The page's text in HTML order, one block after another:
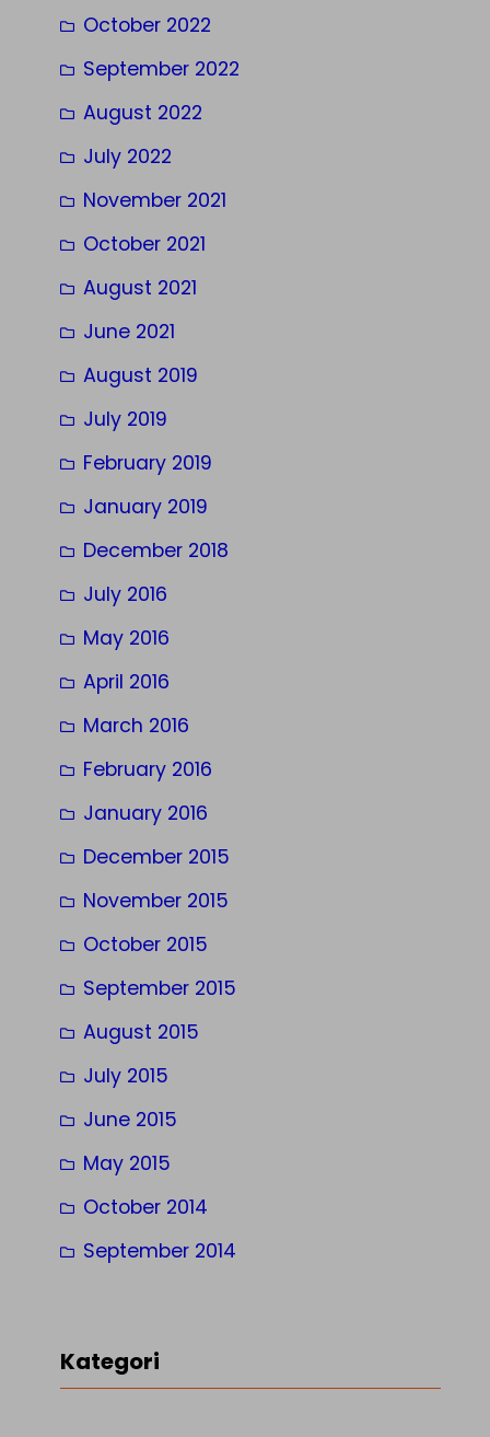
October 2022
September 2022
August 2022
July 2022
November 2021
October 2021
August 2021
June 2021
August 2019
July 2019
February 2019
January 2019
December 2018
July 2016
May 2016
April 2016
March 2016
February 2016
January 2016
December 2015
November 2015
October 2015
September 2015
August 2015
July 2015
June 2015
May 2015
October 2014
September 2014
Kategori